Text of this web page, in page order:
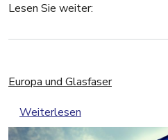
Lesen Sie weiter:
Europa und Glasfaser
Weiterlesen